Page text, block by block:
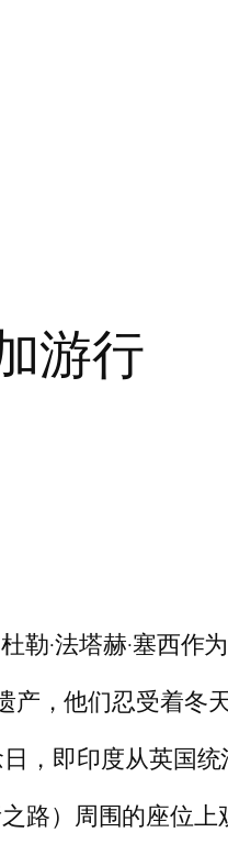
游行
·法塔赫·塞西作为
，他们忍受着冬天
，即印度从英国统
路）周围的座位